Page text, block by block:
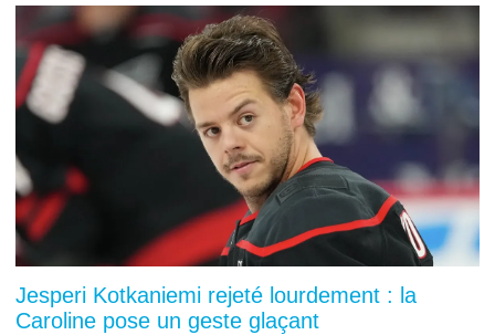
Jesperi Kotkaniemi rejeté lourdement : la
Caroline pose un geste glaçant